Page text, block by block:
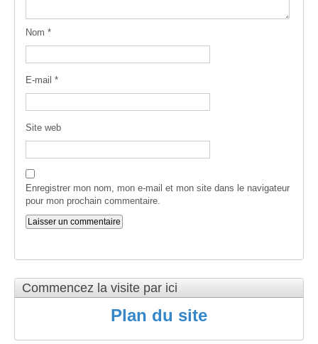
Nom *
E-mail *
Site web
Enregistrer mon nom, mon e-mail et mon site dans le navigateur
pour mon prochain commentaire.
Commencez la visite par ici
Plan du site